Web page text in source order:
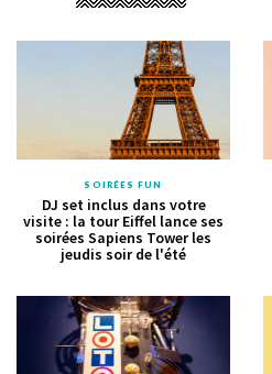
SOIRÉES FUN
DJ set inclus dans votre
visite : la tour Eiffel lance ses
soirées Sapiens Tower les
jeudis soir de l'été